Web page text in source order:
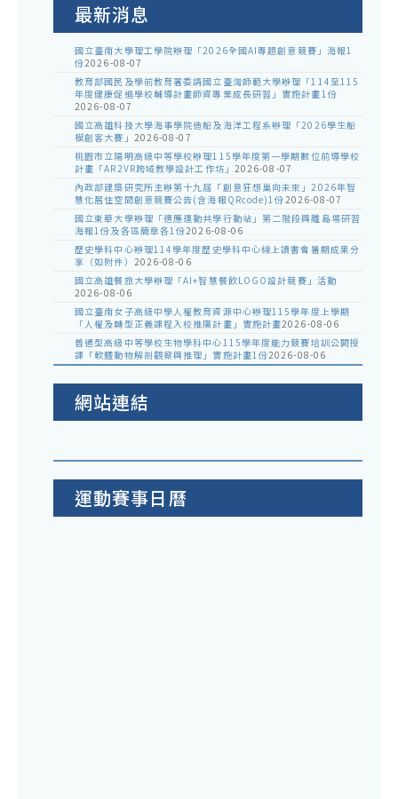
最新消息
國立臺南大學理工學院辦理「2026全國AI專題創意競賽」海報1
份2026-08-07
教育部國民及學前教育署委請國立臺灣師範大學辦理「114至115
年度健康促進學校輔導計畫師資專業成長研習」實施計畫1份
2026-08-07
國立高雄科技大學海事學院造船及海洋工程系辦理「2026學生船
模創客大賽」 2026-08-07
桃園市立陽明高級中等學校辦理115學年度第一學期數位前導學校
計畫「AR2VR跨域教學設計工作坊」 2026-08-07
內政部建築研究所主辦第十九屆「創意狂想巢向未來」2026年智
慧化居住空間創意競賽公告(含海報QRcode)1份2026-08-07
國立東華大學辦理「適應運動共學行動站」第二階段與離島場研習
海報1份及各區簡章各1份2026-08-06
歷史學科中心辦理114學年度歷史學科中心線上讀書會暑期成果分
享（如附件） 2026-08-06
國立高雄餐旅大學辦理「AI+智慧餐飲LOGO設計競賽」活動
2026-08-06
國立臺南女子高級中學人權教育資源中心辦理115學年度上學期
「人權及轉型正義課程入校推廣計畫」實施計畫2026-08-06
普通型高級中等學校生物學科中心115學年度能力競賽培訓公開授
課「軟體動物解剖觀察與推理」實施計畫1份2026-08-06
網站連結
運動賽事日曆